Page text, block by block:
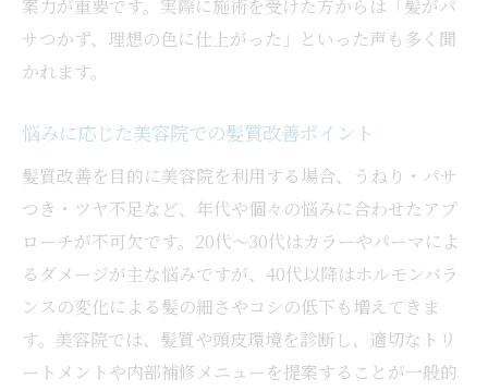
美容院で話題の髪質改善トレンドとは
理想の髪型を保つ美容院通いの工夫
美容院で知る自宅ケアとサロン施術の違い
案力が重要です。実際に施術を受けた方からは「髪がパ
サつかず、理想の色に仕上がった」といった声も多く聞
かれます。
悩みに応じた美容院での髪質改善ポイント
髪質改善を目的に美容院を利用する場合、うねり・パサ
つき・ツヤ不足など、年代や個々の悩みに合わせたアプ
ローチが不可欠です。20代～30代はカラーやパーマによ
るダメージが主な悩みですが、40代以降はホルモンバラ
ンスの変化による髪の細さやコシの低下も増えてきま
す。美容院では、髪質や頭皮環境を診断し、適切なトリ
ートメントや内部補修メニューを提案することが一般的